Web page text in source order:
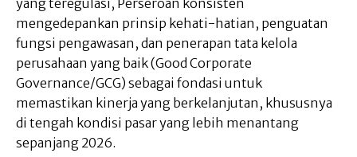
yang teregulasi, Perseroan konsisten
mengedepankan prinsip kehati-hatian, penguatan
fungsi pengawasan, dan penerapan tata kelola
perusahaan yang baik (Good Corporate
Governance/GCG) sebagai fondasi untuk
memastikan kinerja yang berkelanjutan, khususnya
di tengah kondisi pasar yang lebih menantang
sepanjang 2026.